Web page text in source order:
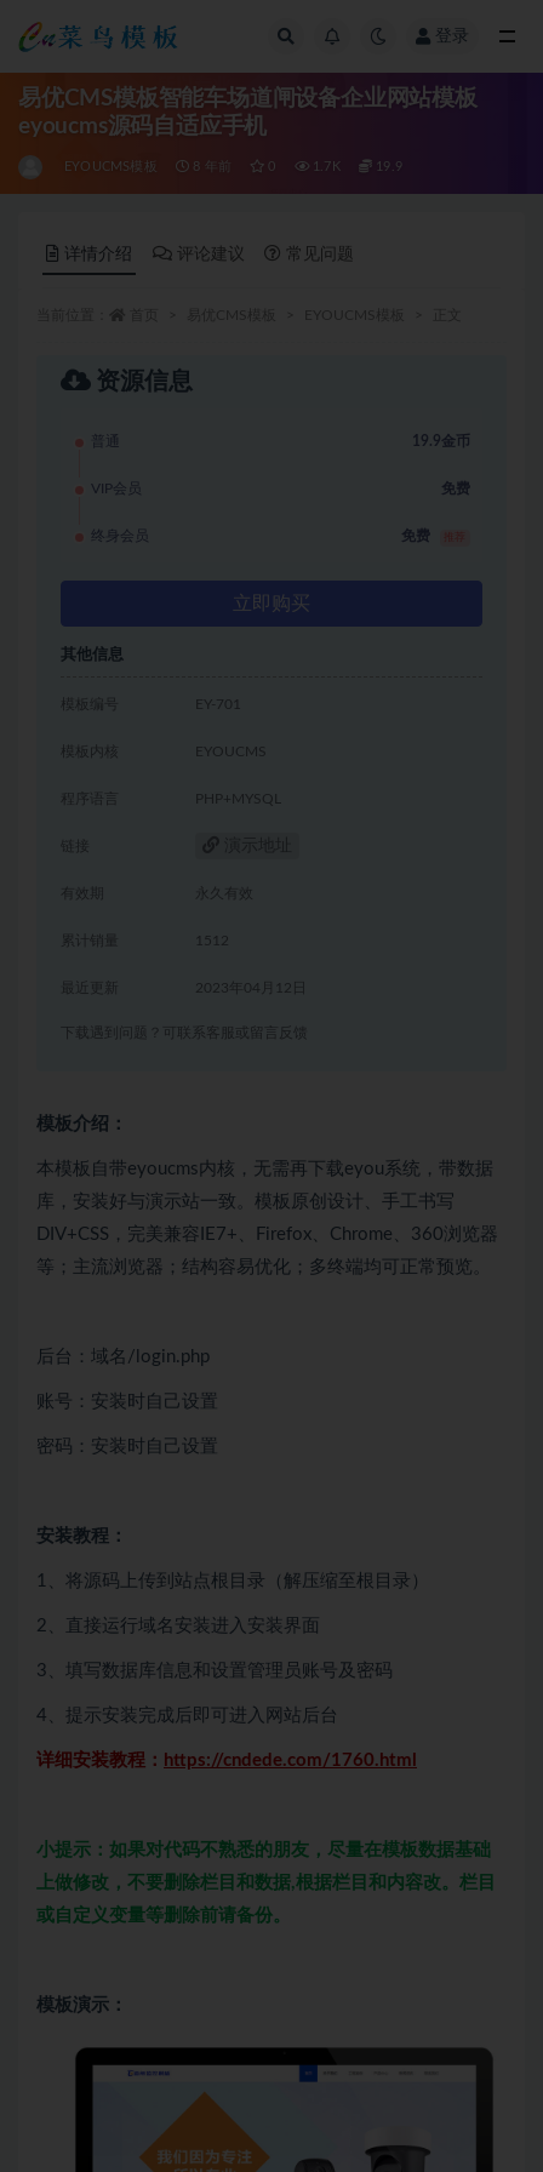
登录
易优CMS模板智能车场道闸设备企业网站模板
eyoucms源码自适应手机
EYOUCMS模板 8 年前 0 1.7K 19.9
详情介绍 评论建议 常见问题
资源信息
普通 19.9金币
VIP会员 免费
终身会员 免费
立即购买
其他信息
模板编号 EY-701
模板内核 EYOUCMS
程序语言 PHP+MYSQL
链接
有效期 永久有效
累计销量 1512
2023年04月12日
下载遇到问题？可联系客服或留言反馈
模板介绍：
本模板自带eyoucms内核，无需再下载eyou系统，带数据
库，安装好与演示站一致。模板原创设计、手工书写
DIV+CSS，完美兼容IE7+、Firefox、Chrome、360浏览器
等；主流浏览器；结构容易优化；多终端均可正常预览。
后台：域名/login.php
账号：安装时自己设置
密码：安装时自己设置
安装教程：
1、将源码上传到站点根目录（解压缩至根目录）
2、直接运行域名安装进入安装界面
3、填写数据库信息和设置管理员账号及密码
4、提示安装完成后即可进入网站后台
详细安装教程： https://cndede.com/1760.html
小提示：如果对代码不熟悉的朋友，尽量在模板数据基础
上做修改，不要删除栏目和数据,根据栏目和内容改。栏目
或自定义变量等删除前请备份。
模板演示：